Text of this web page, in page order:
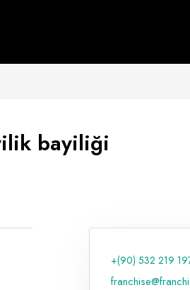
Hayallerinizi
buradayız
Hakkımızda
bayiliği
+(90) 532 219